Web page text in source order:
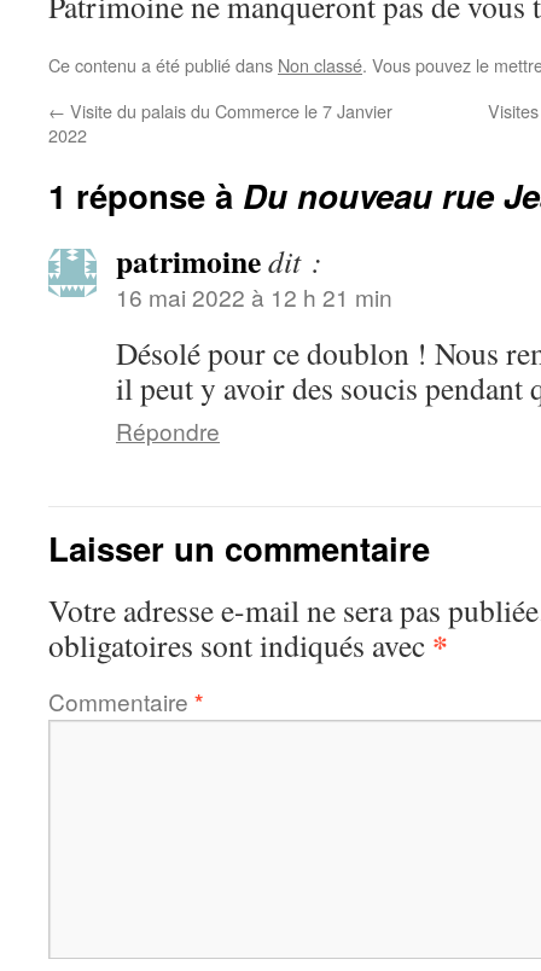
Ce contenu a été publié dans Non classé. Vous pouvez le
← Visite du palais du Commerce le 7 Janvier
2022
1 réponse à Du nouveau rue
patrimoinedit :
16 mai 2022 à 12 h 21 min
Désolé pour ce doublon ! Nous
il peut y avoir des soucis pendant
Répondre
Laisser un commentaire
Votre adresse e-mail ne sera pas
obligatoires sont indiqués avec *
Commentaire *